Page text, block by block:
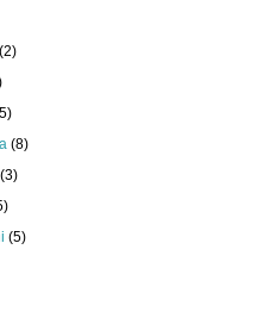
(2)
(8)
(3)
(5)